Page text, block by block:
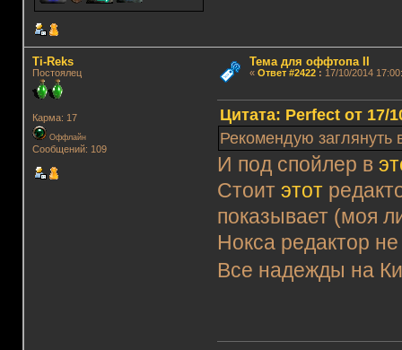
Ti-Reks
Постоялец
Карма: 17
Оффлайн
Сообщений: 109
Тема для оффтопа II
« Ответ #2422: 17/10/2014
Цитата: Perfect от 17/
Рекомендую заглянуть
И под спойлер в
Стоитэтот
показывает (моя
Нокса редактор
Все надежды на